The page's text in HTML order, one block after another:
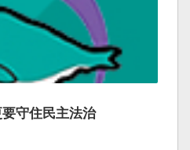
守住民主法治